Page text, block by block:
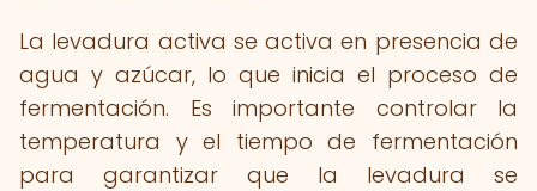
La levadura activa se activa en presencia de
agua y azúcar, lo que inicia el proceso de
fermentación. Es importante controlar la
temperatura y el tiempo de fermentación
para garantizar que la levadura se